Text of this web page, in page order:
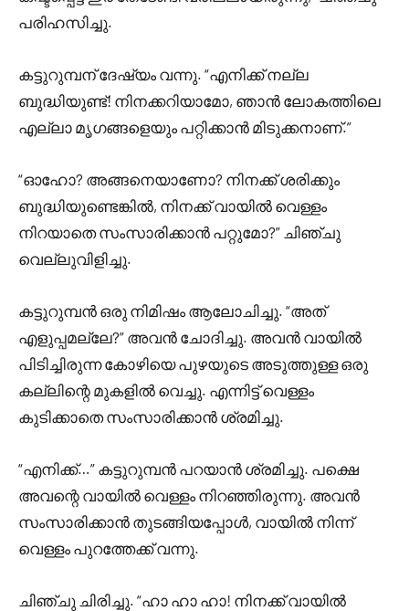
പരിഹസിച്ചു.
കട്ടുറുമ്പന് ദേഷ്യം വന്നു. “എനിക്ക് നല്ല
ബുദ്ധിയുണ്ട്! നിനക്കറിയാമോ, ഞാൻ ലോകത്തിലെ
എല്ലാ മൃഗങ്ങളെയും പറ്റിക്കാൻ മിടുക്കനാണ്.”
“ഓഹോ? അങ്ങനെയാണോ? നിനക്ക് ശരിക്കും
ബുദ്ധിയുണ്ടെങ്കിൽ, നിനക്ക് വായിൽ വെള്ളം
നിറയാതെ സംസാരിക്കാൻ പറ്റുമോ?” ചിഞ്ചു
വെല്ലുവിളിച്ചു.
കട്ടുറുമ്പൻ ഒരു നിമിഷം ആലോചിച്ചു. “അത്
എളുപ്പമല്ലേ?” അവൻ ചോദിച്ചു. അവൻ വായിൽ
പിടിച്ചിരുന്ന കോഴിയെ പുഴയുടെ അടുത്തുള്ള ഒരു
കല്ലിന്റെ മുകളിൽ വെച്ചു. എന്നിട്ട് വെള്ളം
കുടിക്കാതെ സംസാരിക്കാൻ ശ്രമിച്ചു.
“എനിക്ക്…” കട്ടുറുമ്പൻ പറയാൻ ശ്രമിച്ചു. പക്ഷെ
അവന്റെ വായിൽ വെള്ളം നിറഞ്ഞിരുന്നു. അവൻ
സംസാരിക്കാൻ തുടങ്ങിയപ്പോൾ, വായിൽ നിന്ന്
വെള്ളം പുറത്തേക്ക് വന്നു.
ചിഞ്ചു ചിരിച്ചു. “ഹാ ഹാ ഹാ! നിനക്ക് വായിൽ